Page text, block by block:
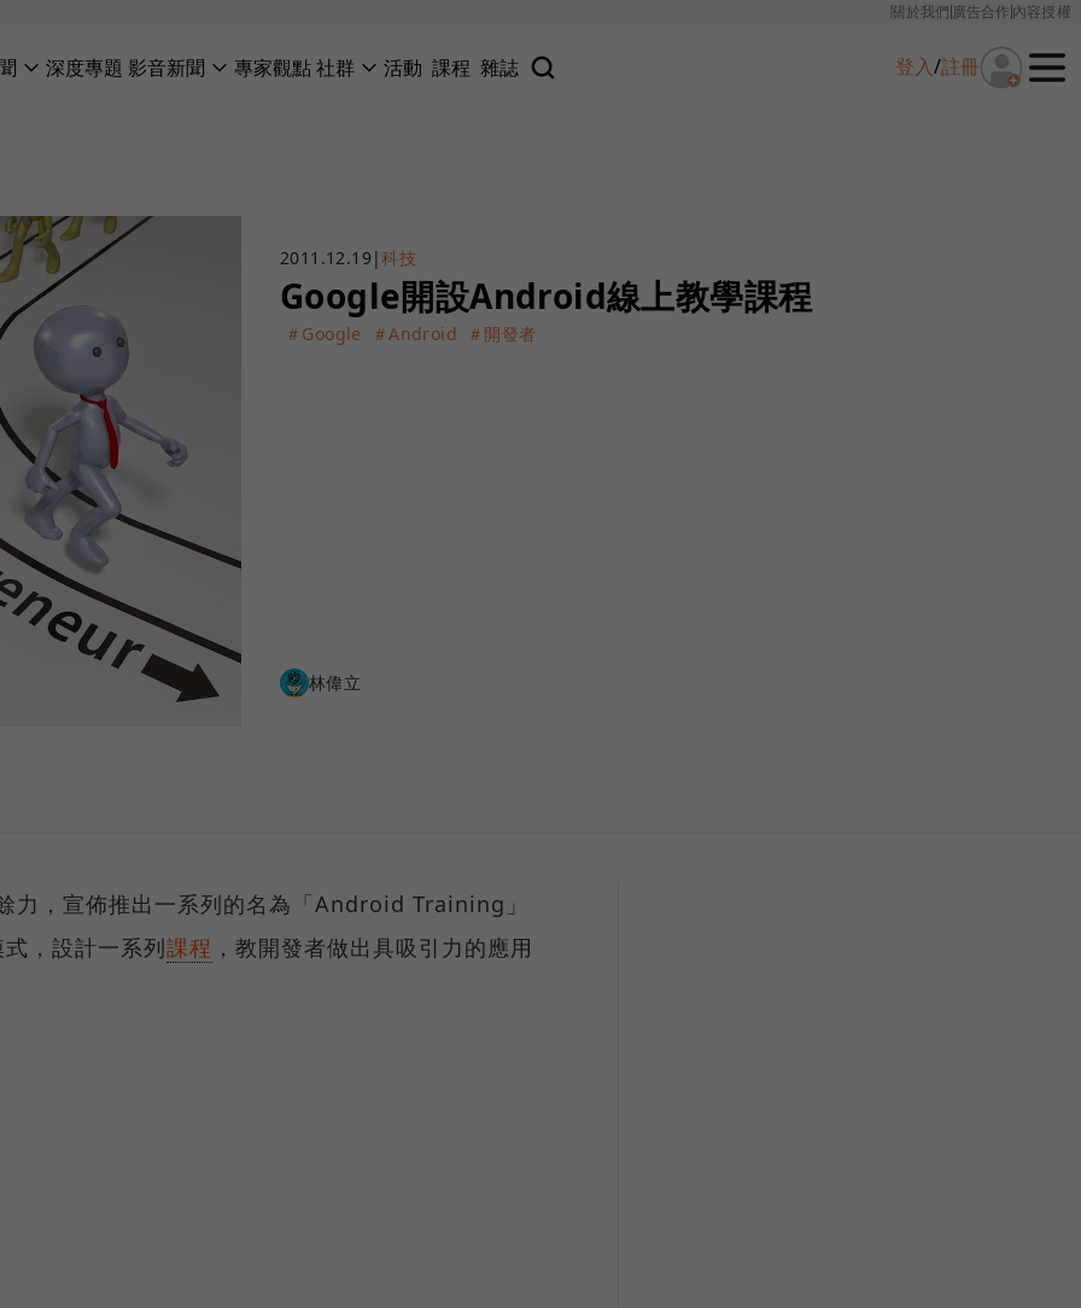
關於我們廣告合作內容授權
深度專題 影音新聞 專家觀點社群 活動 課程 雜誌 登入/註冊
2011.12.19 |科技
Google開設Android線上教學課程
＃Google ＃Android ＃開發者
林偉立
，宣佈推出一系列的名為「Android Training」
，設計一系列課程 ，教開發者做出具吸引力的應用